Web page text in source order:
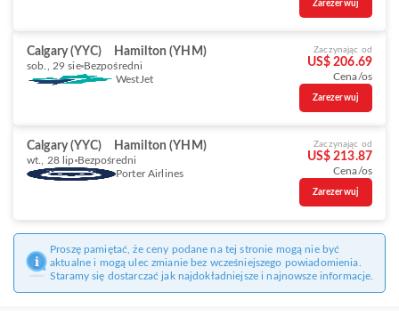
Zarezerwuj
Calgary (YYC) Hamilton (YHM)
sob., 29 sie Bezpośredni
WestJet
Zaczynając od
US$ 206.69
Cena/os
Zarezerwuj
Calgary (YYC) Hamilton (YHM)
wt., 28 lip Bezpośredni
Porter Airlines
Zaczynając od
US$ 213.87
Cena/os
Zarezerwuj
Proszę pamiętać, że ceny podane na tej stronie mogą nie być
aktualne i mogą ulec zmianie bez wcześniejszego powiadomienia.
Staramy się dostarczać jak najdokładniejsze i najnowsze informacje.